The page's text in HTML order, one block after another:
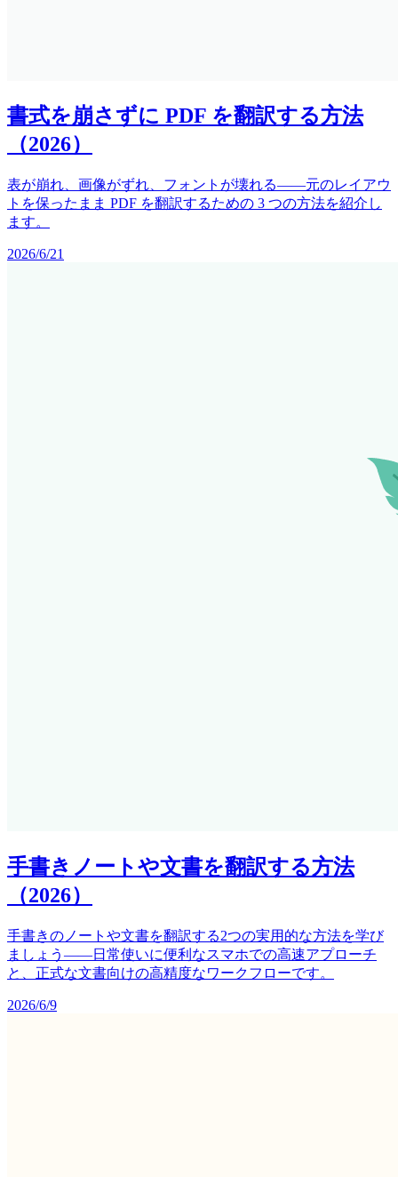
書式を崩さずに PDF を翻訳する方法
（2026）
表が崩れ、画像がずれ、フォントが壊れる——元のレイアウ
トを保ったまま PDF を翻訳するための 3 つの方法を紹介し
ます。
2026/6/21
手書きノートや文書を翻訳する方法
（2026）
手書きのノートや文書を翻訳する2つの実用的な方法を学び
ましょう——日常使いに便利なスマホでの高速アプローチ
と、正式な文書向けの高精度なワークフローです。
2026/6/9